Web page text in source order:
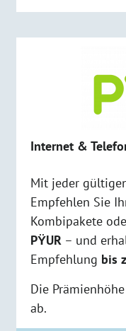
Internet &
Mit jeder
Empfehlen Sie
Kombipakete
PŸUR– und
Empfehlung bis
Die
ab.